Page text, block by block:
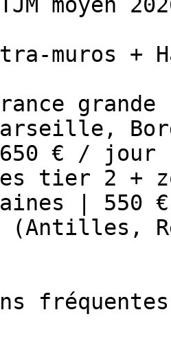
muros +
€ / jour
tier 2 +
| 550
(Antilles,